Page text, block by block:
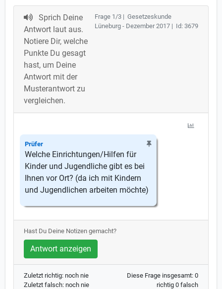
Sprich Deine
Antwort laut aus.
Notiere Dir, welche
Punkte Du gesagt
hast, um Deine
Antwort mit der
Musterantwort zu
vergleichen.
Frage 1/3 | Gesetzeskunde
Lüneburg - Dezember 2017 | Id: 3679
Prüfer
Welche Einrichtungen/Hilfen für
Kinder und Jugendliche gibt es bei
Ihnen vor Ort? (da ich mit Kindern
und Jugendlichen arbeiten möchte)
Hast Du Deine Notizen gemacht?
Antwort anzeigen
Zuletzt richtig: noch nie
Zuletzt falsch: noch nie
Diese Frage insgesamt: 0
richtig 0 falsch